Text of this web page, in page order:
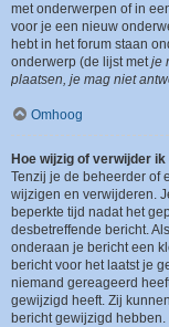
met onderwerpen of in
voor je een nieuw
hebt in het forum staan
onderwerp (de lijst metje
plaatsen, je mag niet
Omhoog
Hoe wijzig of verwijder
Tenzij je de beheerder of
wijzigen en verwijderen.
beperkte tijd nadat het
desbetreffende bericht.
onderaan je bericht een
bericht voor het laatst je
niemand gereageerd
gewijzigd heeft. Zij
bericht gewijzigd